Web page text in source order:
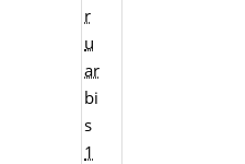
r
u
ar
bi
s
1